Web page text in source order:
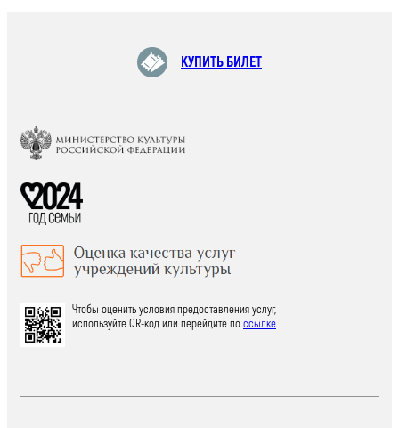
КУПИТЬ БИЛЕТ
Чтобы оценить условия предоставления услуг,
используйте QR-код или перейдите поссылке